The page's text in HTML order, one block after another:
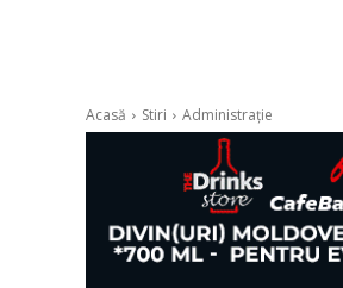
Acasă Stiri Administrație